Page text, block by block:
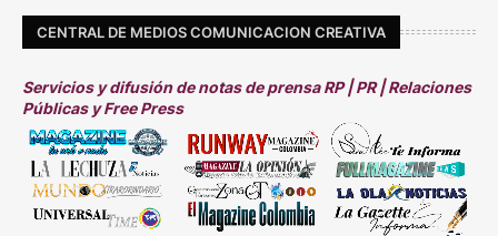
CENTRAL DE MEDIOS COMUNICACION CREATIVA
Servicios y difusión de notas de prensa RP | PR | Relaciones
Públicas y Free Press